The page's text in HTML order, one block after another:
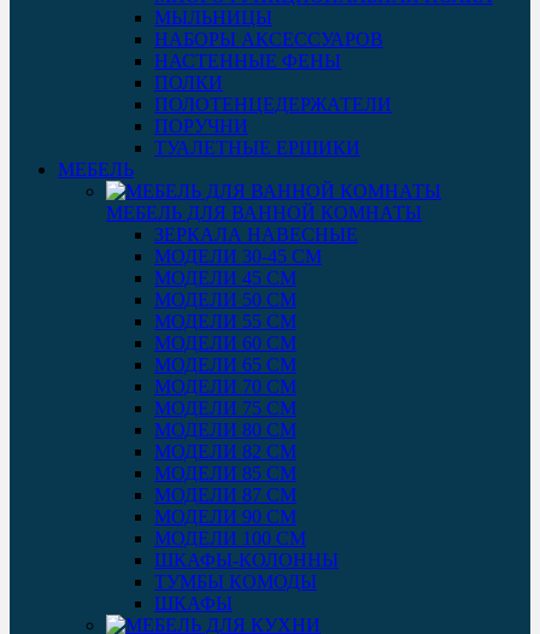
МЫЛЬНИЦЫ
НАБОРЫ АКСЕССУАРОВ
НАСТЕННЫЕ ФЕНЫ
ПОЛКИ
ПОЛОТЕНЦЕДЕРЖАТЕЛИ
ПОРУЧНИ
ТУАЛЕТНЫЕ ЕРШИКИ
МЕБЕЛЬ
МЕБЕЛЬ ДЛЯ ВАННОЙ КОМНАТЫ
ЗЕРКАЛА НАВЕСНЫЕ
МОДЕЛИ 30-45 СМ
МОДЕЛИ 45 СМ
МОДЕЛИ 50 СМ
МОДЕЛИ 55 СМ
МОДЕЛИ 60 СМ
МОДЕЛИ 65 СМ
МОДЕЛИ 70 СМ
МОДЕЛИ 75 СМ
МОДЕЛИ 80 СМ
МОДЕЛИ 82 СМ
МОДЕЛИ 85 СМ
МОДЕЛИ 87 СМ
МОДЕЛИ 90 СМ
МОДЕЛИ 100 СМ
ШКАФЫ-КОЛОННЫ
ТУМБЫ КОМОДЫ
ШКАФЫ